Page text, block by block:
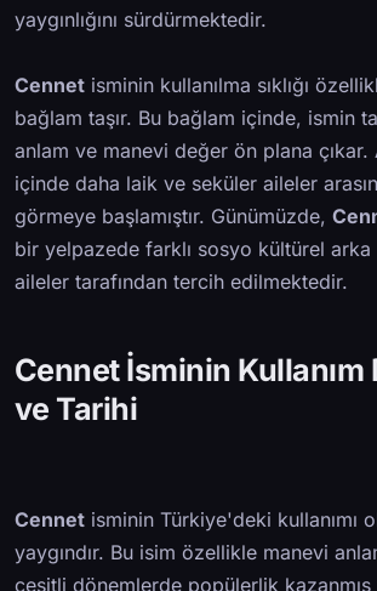
yaygınlığını sürdürmektedir.
Cennet isminin kullanılma sıklığı
bağlam taşır. Bu bağlam içinde, ismin
anlam ve manevi değer ön plana çıkar.
içinde daha laik ve seküler aileler
görmeye başlamıştır. Günümüzde,
bir yelpazede farklı sosyo kültürel
aileler tarafından tercih edilmektedir.
Cennet İsminin Kullanım
ve Tarihi
Cennet isminin Türkiye'deki kullanımı
yaygındır. Bu isim özellikle manevi
çeşitli dönemlerde popülerlik